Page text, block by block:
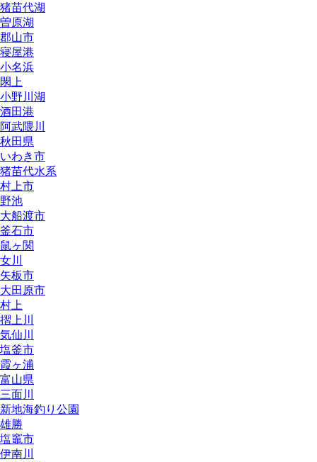
猪苗代湖
曽原湖
郡山市
寝屋港
小名浜
閖上
小野川湖
酒田港
阿武隈川
秋田県
いわき市
猪苗代水系
村上市
野池
大船渡市
釜石市
鼠ヶ関
女川
矢板市
大田原市
村上
摺上川
気仙川
塩釜市
霞ヶ浦
富山県
三面川
新地海釣り公園
雄勝
塩竈市
伊南川